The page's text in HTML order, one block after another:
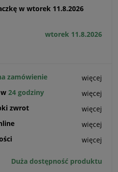
w wtorek 11.8.2026
wtorek 11.8.2026
zamówienie
więcej
24 godziny
więcej
zwrot
więcej
więcej
więcej
Duża dostępność produktu